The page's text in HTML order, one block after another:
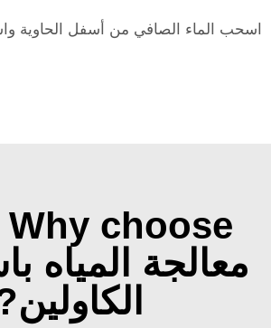
اسحب الماء الصافي من أسفل الحاوية
معالجة المياه